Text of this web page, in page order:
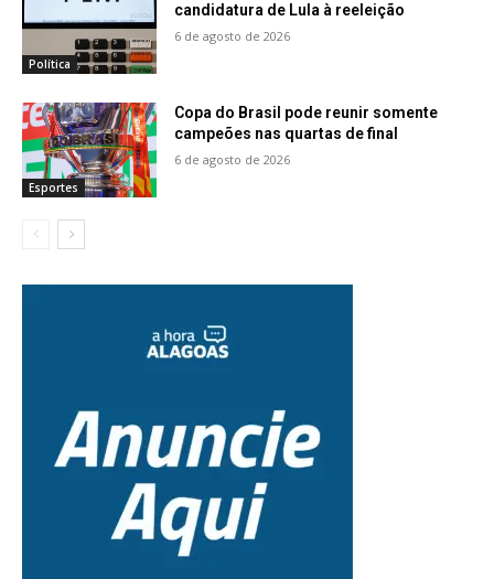
Política
candidatura de Lula à reeleição
6 de agosto de 2026
Esportes
Copa do Brasil pode reunir somente
campeões nas quartas de final
6 de agosto de 2026